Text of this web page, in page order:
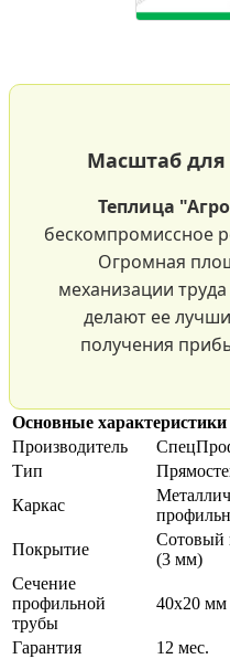
Масштаб для
Теплица
бескомпромиссное
Огромная
механизации
делают ее
получения
Основные характеристики
Производитель
Тип
Каркас
Покрытие
Сотовый
(3 мм)
Сечение
профильной
трубы
40х20 мм
Гарантия
12 мес.